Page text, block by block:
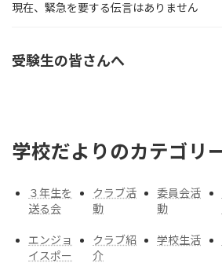
現在、緊急を要する伝言はありません
受験生の皆さんへ
学校だよりのカテゴリ
３年生を
送る会
エンジョ
イスポー
クラブ活
動
クラブ紹
介
委員会活
動
学校生活